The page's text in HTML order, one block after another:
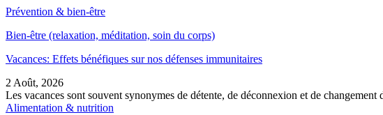
Prévention & bien-être
Bien-être (relaxation, méditation, soin du corps)
Vacances: Effets bénéfiques sur nos défenses immunitaires
2 Août, 2026
Les vacances sont souvent synonymes de détente, de déconnexion et de
Alimentation & nutrition